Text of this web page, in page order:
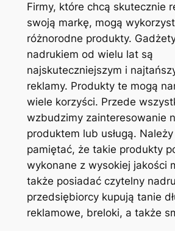
Firmy, które chcą skutecznie
swoją markę, mogą
różnorodne produkty.
nadrukiem od wielu lat są
najskuteczniejszym i
reklamy. Produkty te mogą
wiele korzyści. Przede
wzbudzimy zainteresowanie
produktem lub usługą.
pamiętać, że takie produkty
wykonane z wysokiej jakości
także posiadać czytelny
przedsiębiorcy kupują tanie
reklamowe, breloki, a także